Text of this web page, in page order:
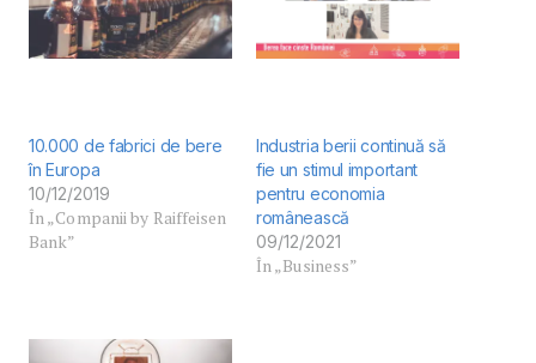
10.000 de fabrici de bere
în Europa
10/12/2019
În „Companii by Raiffeisen
Bank”
Industria berii continuă să
fie un stimul important
pentru economia
românească
09/12/2021
În „Business”